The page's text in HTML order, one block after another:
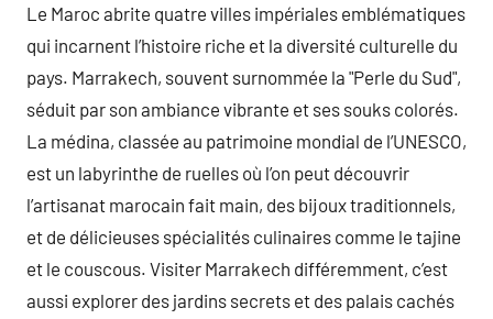
Le Maroc abrite quatre villes impériales emblématiques
qui incarnent l’histoire riche et la diversité culturelle du
pays. Marrakech, souvent surnommée la "Perle du Sud",
séduit par son ambiance vibrante et ses souks colorés.
La médina, classée au patrimoine mondial de l’UNESCO,
est un labyrinthe de ruelles où l’on peut découvrir
l’artisanat marocain fait main, des bijoux traditionnels,
et de délicieuses spécialités culinaires comme le tajine
et le couscous. Visiter Marrakech différemment, c’est
aussi explorer des jardins secrets et des palais cachés